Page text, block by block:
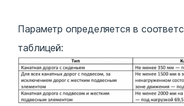
Параметр определяется в
таблицей: